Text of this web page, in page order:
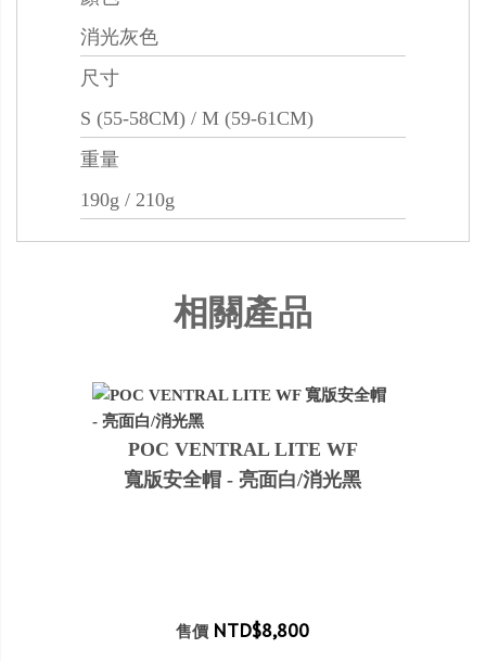
消光灰色
尺寸
S (55-58CM) / M (59-61CM)
重量
190g / 210g
相關產品
POC VENTRAL LITE WF
寬版安全帽 - 亮面白/消光黑
售價 NTD$8,800